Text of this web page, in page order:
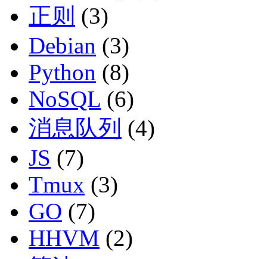
正则 (3)
Debian (3)
Python (8)
NoSQL (6)
消息队列 (4)
JS (7)
Tmux (3)
GO (7)
HHVM (2)